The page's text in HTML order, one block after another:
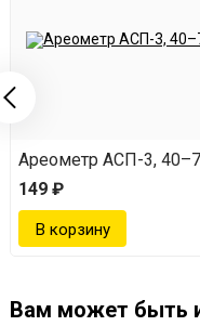
Ареометр АСП-3,
149 ₽
Вам может быть